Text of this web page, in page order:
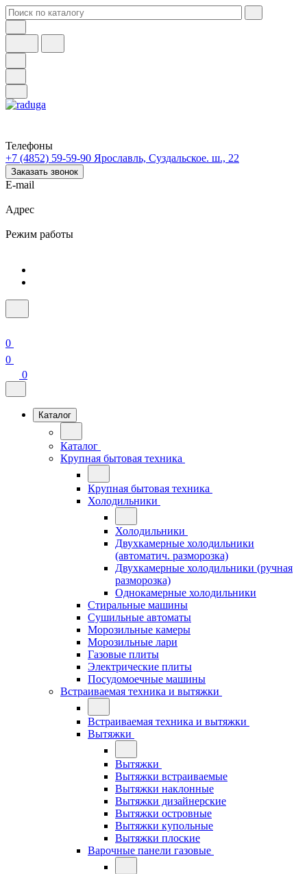
Телефоны
+7 (4852) 59-59-90 Ярославль, Суздальское. ш., 22
Заказать звонок
E-mail
Адрес
Режим работы
0
0
0
Каталог
Каталог
Крупная бытовая техника
Крупная бытовая техника
Холодильники
Холодильники
Двухкамерные холодильники
(автоматич. разморозка)
Двухкамерные холодильники (ручная
разморозка)
Однокамерные холодильники
Стиральные машины
Сушильные автоматы
Морозильные камеры
Морозильные лари
Газовые плиты
Электрические плиты
Посудомоечные машины
Встраиваемая техника и вытяжки
Встраиваемая техника и вытяжки
Вытяжки
Вытяжки
Вытяжки встраиваемые
Вытяжки наклонные
Вытяжки дизайнерские
Вытяжки островные
Вытяжки купольные
Вытяжки плоские
Варочные панели газовые